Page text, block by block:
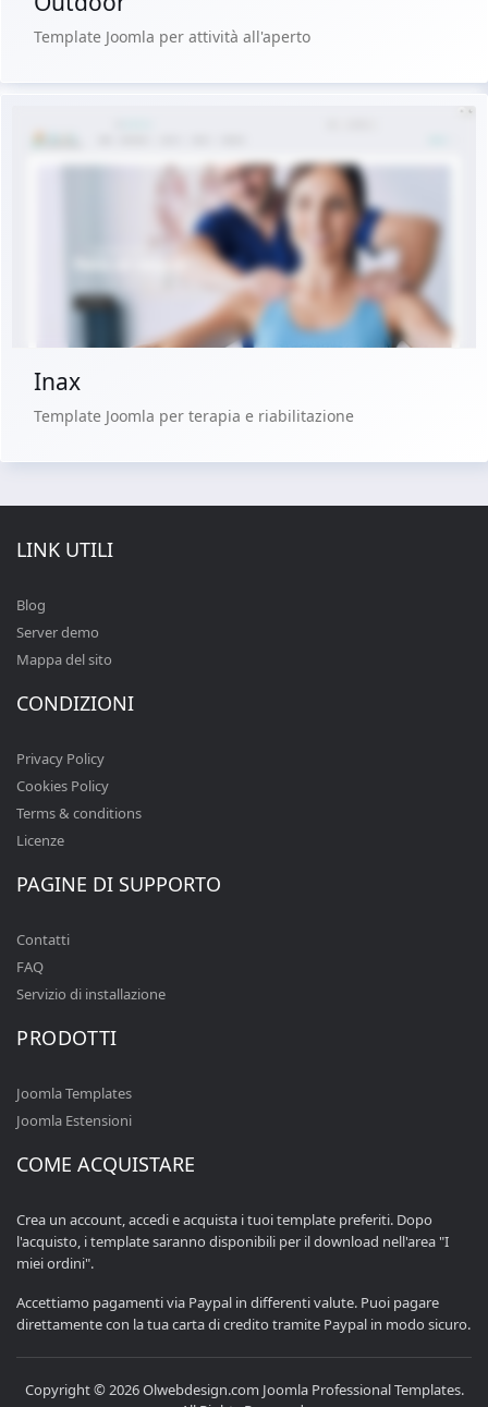
Template Joomla per attività all'aperto
Demo dal vivo
Acquista €29.90
Inax
Template Joomla per terapia e riabilitazione
LINK UTILI
Blog
Server demo
Mappa del sito
CONDIZIONI
Privacy Policy
Cookies Policy
Terms & conditions
Licenze
PAGINE DI SUPPORTO
Contatti
FAQ
Servizio di installazione
PRODOTTI
Joomla Templates
Joomla Estensioni
COME ACQUISTARE
Crea un account, accedi e acquista i tuoi template preferiti. Dopo
l'acquisto, i template saranno disponibili per il download nell'area "I
miei ordini".
Accettiamo pagamenti via Paypal in differenti valute. Puoi pagare
direttamente con la tua carta di credito tramite Paypal in modo sicuro.
Copyright © 2026 Olwebdesign.com Joomla Professional Templates.